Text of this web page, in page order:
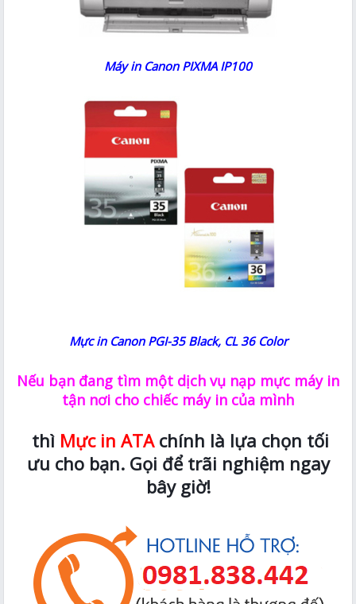
Máy in Canon PIXMA IP100
Mực in Canon PGI-35 Black, CL 36 Color
Nếu bạn đang tìm một dịch vụ nạp mực máy in
tận nơi cho chiếc máy in của mình
thì Mực in ATAchính là lựa chọn tối
ưu cho bạn. Gọi để trãi nghiệm ngay
bây giờ!